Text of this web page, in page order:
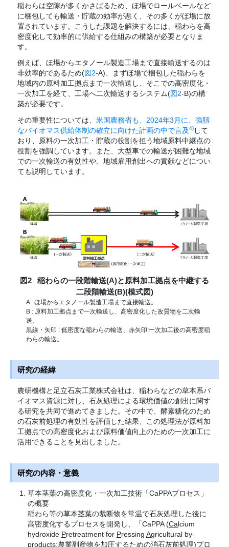
稲わらは空隙が多くかさばるため、ほ場でロールベールなど
に梱包しても輸送・貯蔵の効率が悪く、その多くがほ場に放
置されています。こうした課題を解決するには、稲わらを高
密度化して効率的に供給する仕組みの構築が必要となりま
す。
例えば、ほ場からエタノール製造工場まで直接輸送するのは
非効率的であるため(図2-A)、まずほ場で梱包した稲わらを
地域内の原料加工拠点まで一次輸送し、そこでの高密度化・
一次加工を経て、工場へ二次輸送するシステム(図2-B)の構
築が必要です。
その重要性については、 米国農務省も、2024年3月に、強靱
なバイオマス供給体制の確立に向けた計画の中で言及4)して
おり、原料の一次加工・貯蔵の役割を担う地域原料中継点の
役割を強調しています。また、大型車での輸送が困難な地域
での一次輸送の有効性や、地域雇用創出への貢献などについ
ても説明しています。
図2
稲わらの一段階輸送(A)と原料加工拠点を中継する
二段階輸送(B)(模式図)
A : ほ場からエタノール製造工場まで直接輸送。
B : 原料加工拠点まで一次輸送し、高密度化した改質物を二次輸
送。
黒線・矢印 : 低密度な稲わらの輸送、赤矢印:一次加工後の高密度稲
わらの輸送。
研究の経緯
農研機構と足立石灰工業株式会社は、稲わらなどの草本系バ
イオマス資源に対し、石灰処理による環境価値の創出に関す
る研究を共同で進めてきました。その中で、酵素糖化のため
の石灰前処理の有効性を評価した結果、この処理法が原料加
工拠点での高密度化および原料価値向上のための一次加工に
活用できることを見出しました。
研究の内容・意義
草本茎葉の高密度化・一次加工技術「CaPPAプロセス」
の概要
稲わら等の草本茎葉の裁断物を常温で石灰処理した後に
高密度化するプロセスを開発し、「CaPPA (Calcium
hydroxide Pretreatment for Pressing Agricultural by-
products:農業副産物を加圧するための消石灰前処理)プロ